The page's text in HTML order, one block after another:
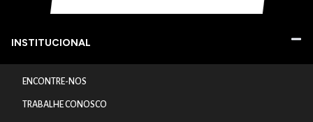
INSTITUCIONAL
ENCONTRE-NOS
TRABALHE CONOSCO